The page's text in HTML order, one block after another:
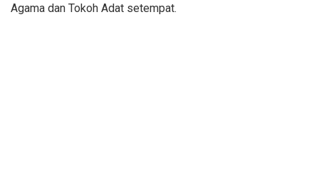
Agama dan Tokoh Adat setempat.